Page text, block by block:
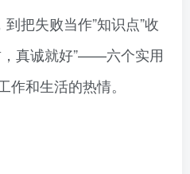
把失败当作”知识点”收
真诚就好”——六个实用
和生活的热情。